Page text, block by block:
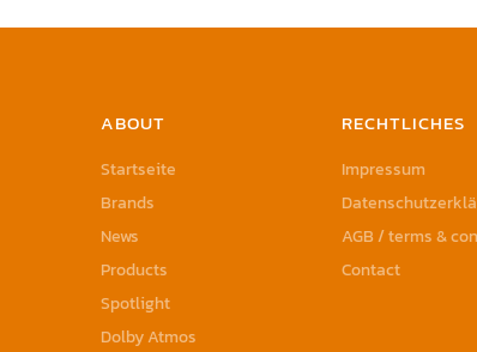
ABOUT
Startseite
Brands
News
Products
Spotlight
Dolby Atmos
RECHTLICHES
Impressum
AGB / terms &
Contact